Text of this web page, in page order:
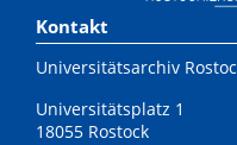
Kontakt
Universitätsarchiv
Universitätsplatz 1
18055 Rostock